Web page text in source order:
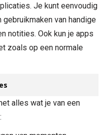
Je kunt eenvoudig
gebruikmaken van handige
notities. Ook kun je apps
zoals op een normale
alles wat je van een